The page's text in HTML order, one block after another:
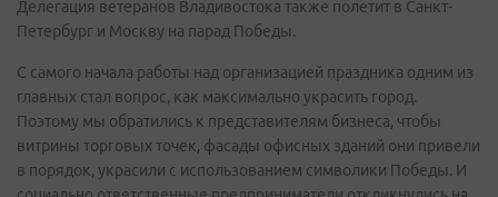
Делегация ветеранов Владивостока также полетит в Санкт-
Петербург и Москву на парад Победы.
С самого начала работы над организацией праздника одним из
главных стал вопрос, как максимально украсить город.
Поэтому мы обратились к представителям бизнеса, чтобы
витрины торговых точек, фасады офисных зданий они привели
в порядок, украсили с использованием символики Победы. И